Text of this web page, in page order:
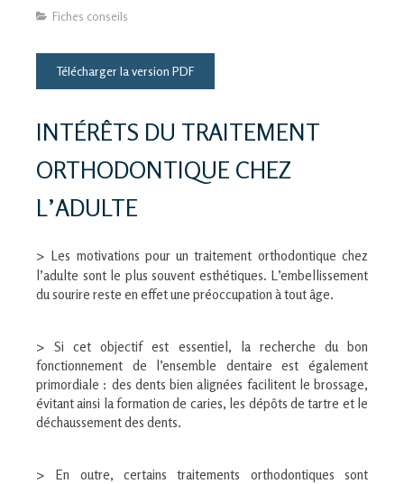
Fiches conseils
Télécharger la version PDF
INTÉRÊTS DU TRAITEMENT
ORTHODONTIQUE CHEZ
L’ADULTE
> Les motivations pour un traitement orthodontique chez
l’adulte sont le plus souvent esthétiques. L’embellissement
du sourire reste en effet une préoccupation à tout âge.
> Si cet objectif est essentiel, la recherche du bon
fonctionnement de l’ensemble dentaire est également
primordiale : des dents bien alignées facilitent le brossage,
évitant ainsi la formation de caries, les dépôts de tartre et le
déchaussement des dents.
> En outre, certains traitements orthodontiques sont